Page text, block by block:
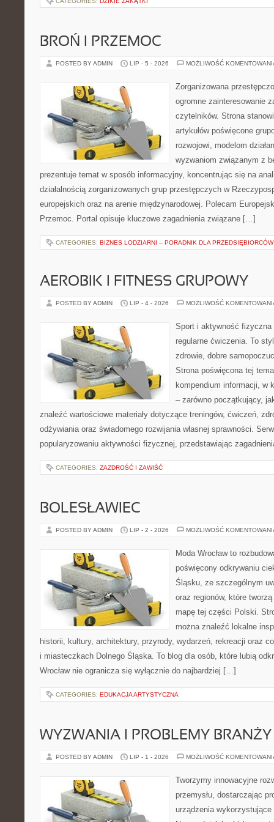
BROŃ I PRZEMOC
POSTED BY ADMIN LIP - 5 - 2026 MOŻLIWOŚĆ
Zorganizowana
ogromne zainteresowanie
czytelników. Strona
artykułów poświęcone
rozwojowi, modelom
wyzwaniom związanym z
prezentuje temat w sposób informacyjny, koncentrując się na
działalnością zorganizowanych grup przestępczych w
europejskich oraz na arenie międzynarodowej. Polecam
Przemoc. Portal opisuje kluczowe zagadnienia związane […]
CATEGORIES: BIZNES LODZIARNI – PORADNIK DLA PRZEDSIĘBIORCÓW
AEROBIK I FITNESS GRUPOWY
POSTED BY ADMIN LIP - 4 - 2026 MOŻLIWOŚĆ
Sport i aktywność
regularne ćwiczenia. To
zdrowie, dobre
Strona poświęcona tej
kompendium informacji, w
– zarówno początkujący,
znaleźć wartościowe materiały dotyczące treningów, ćwiczeń,
odżywiania oraz świadomego rozwijania własnej sprawności.
popularyzowaniu aktywności fizycznej, przedstawiając
CATEGORIES: ZAZDROŚĆ I ZAWIŚĆ
BOLESŁAWIEC
POSTED BY ADMIN LIP - 2 - 2026 MOŻLIWOŚĆ
Moda Wrocław to
poświęcony odkrywaniu
Śląsku, ze szczególnym
oraz regionów, które
mapę tej części Polski.
można znaleźć lokalne
historii, kultury, architektury, przyrody, wydarzeń, rekreacji oraz
i miasteczkach Dolnego Śląska. To blog dla osób, które lubią
Wrocław nie ogranicza się wyłącznie do najbardziej […]
CATEGORIES: EDUKACJA ARTYSTYCZNA
WYZWANIA I PROBLEMY BRANŻY
POSTED BY ADMIN LIP - 1 - 2026 MOŻLIWOŚĆ
Tworzymy innowacyjne
przemysłu, dostarczając
urządzenia